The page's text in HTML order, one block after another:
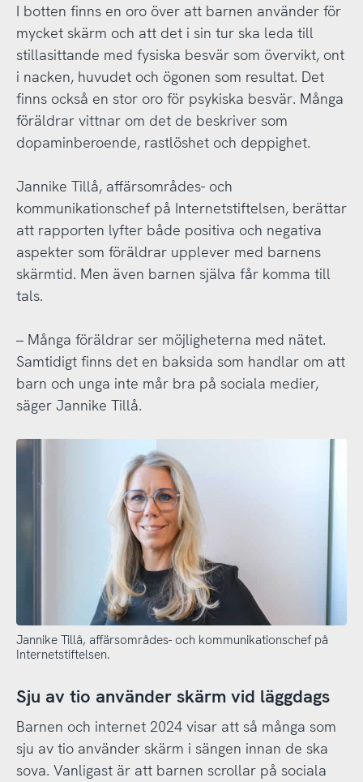
I botten finns en oro över att barnen använder för
mycket skärm och att det i sin tur ska leda till
stillasittande med fysiska besvär som övervikt, ont
i nacken, huvudet och ögonen som resultat. Det
finns också en stor oro för psykiska besvär. Många
föräldrar vittnar om det de beskriver som
dopaminberoende, rastlöshet och deppighet.
Jannike Tillå, affärsområdes- och
kommunikationschef på Internetstiftelsen, berättar
att rapporten lyfter både positiva och negativa
aspekter som föräldrar upplever med barnens
skärmtid. Men även barnen själva får komma till
tals.
– Många föräldrar ser möjligheterna med nätet.
Samtidigt finns det en baksida som handlar om att
barn och unga inte mår bra på sociala medier,
säger Jannike Tillå.
Jannike Tillå, affärsområdes- och kommunikationschef på
Internetstiftelsen.
Sju av tio använder skärm vid läggdags
Barnen och internet 2024 visar att så många som
sju av tio använder skärm i sängen innan de ska
sova. Vanligast är att barnen scrollar på sociala